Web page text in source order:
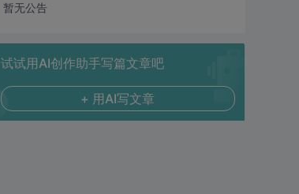
暂无公告
试试用AI创作助手写篇文章吧
+ 用AI写文章